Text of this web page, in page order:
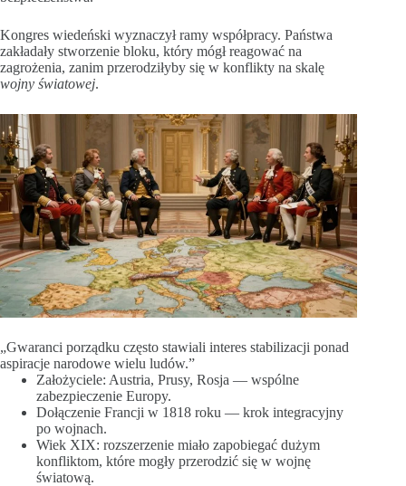
Kongres wiedeński wyznaczył ramy współpracy. Państwa
zakładały stworzenie bloku, który mógł reagować na
zagrożenia, zanim przerodziłyby się w konflikty na skalę
wojny światowej.
„Gwaranci porządku często stawiali interes stabilizacji ponad
aspiracje narodowe wielu ludów.”
Założyciele: Austria, Prusy, Rosja — wspólne
zabezpieczenie Europy.
Dołączenie Francji w 1818 roku — krok integracyjny
po wojnach.
Wiek XIX: rozszerzenie miało zapobiegać dużym
konfliktom, które mogły przerodzić się w wojnę
światową.